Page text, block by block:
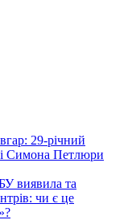
29-річний
Симона Петлюри
виявила та
чи є це